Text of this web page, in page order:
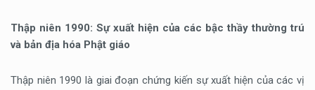
Thập niên 1990: Sự xuất hiện của các bậc thầy thường trú
và bản địa hóa Phật giáo
Thập niên 1990 là giai đoạn chứng kiến sự xuất hiện của các vị